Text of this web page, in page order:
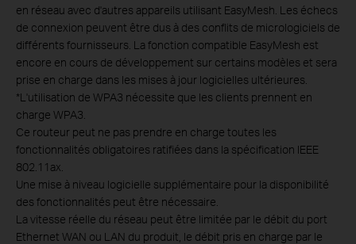
en réseau avec d'autres appareils utilisant EasyMesh. Les échecs
de connexion peuvent être dus à des conflits de micrologiciels de
différents fournisseurs. La fonction compatible EasyMesh est
encore en cours de développement sur certains modèles et sera
prise en charge dans les mises à jour logicielles ultérieures.
*L'utilisation de WPA3 nécessite que les clients prennent en
charge WPA3.
Ce routeur peut ne pas prendre en charge toutes les
fonctionnalités obligatoires ratifiées dans la spécification IEEE
802.11ax.
Une mise à niveau logicielle supplémentaire pour la disponibilité
des fonctionnalités peut être nécessaire.
La vitesse réelle du réseau peut être limitée par le débit du port
Ethernet WAN ou LAN du produit, le débit pris en charge par le